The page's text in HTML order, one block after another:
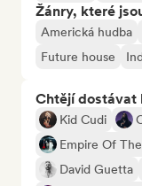
Žánry, které
Americká hudba
Future house
Chtějí dostávat
Kid Cudi
Empire Of
David Guetta